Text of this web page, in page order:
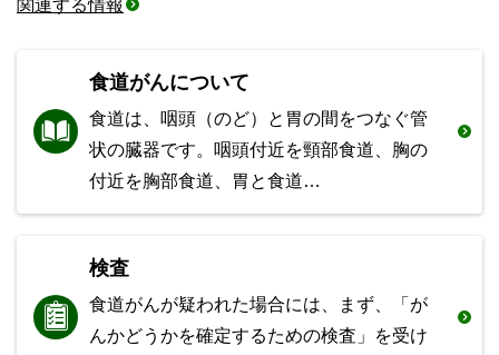
関連する情報
食道がんについて
食道は、咽頭（のど）と胃の間をつなぐ管
状の臓器です。咽頭付近を頸部食道、胸の
付近を胸部食道、胃と食道…
検査
食道がんが疑われた場合には、まず、「が
んかどうかを確定するための検査」を受け